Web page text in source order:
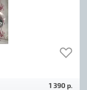
1 390 р.